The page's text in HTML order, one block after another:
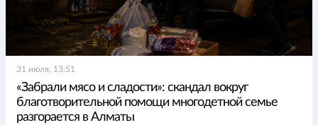
31 июля, 13:51
«Забрали мясо и сладости»: скандал вокруг
благотворительной помощи многодетной семье
разгорается в Алматы